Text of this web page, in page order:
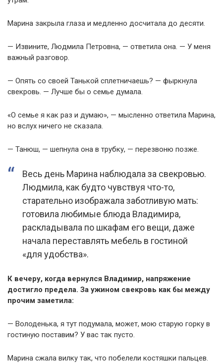
Марина закрыла глаза и медленно досчитала до десяти.
— Извините, Людмила Петровна, — ответила она. — У меня
важный разговор.
— Опять со своей Танькой сплетничаешь? — фыркнула
свекровь. — Лучше бы о семье думала.
«О семье я как раз и думаю», — мысленно ответила Марина,
но вслух ничего не сказала.
— Танюш, — шепнула она в трубку, — перезвоню позже.
Весь день Марина наблюдала за свекровью.
Людмила, как будто чувствуя что-то,
старательно изображала заботливую мать:
готовила любимые блюда Владимира,
раскладывала по шкафам его вещи, даже
начала переставлять мебель в гостиной
«для удобства».
К вечеру, когда вернулся Владимир, напряжение
достигло предела. За ужином свекровь как бы между
прочим заметила:
— Володенька, я тут подумала, может, мою старую горку в
гостиную поставим? У вас так пусто.
Марина сжала вилку так, что побелели костяшки пальцев.